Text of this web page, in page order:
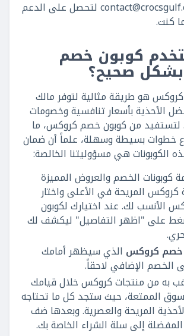
لتحصل على الدعم
كنت.
كوبون خصم
صحيح؟
هو طريقة مثالية لتوفر مالك
الأحذية بأسعار تنافسية وخصومات
تقل عن ١٠٪. لتستفيد من كوبون خصم كروكس، ما
خطوات بسيطة وسهلة، علماً أن ضمان
الكوبونات هي مسؤوليتنا الخالصة:
كوبونات الخصم والعروض المميزة
المريحة في الأعلى واختار
الأنسب لك. عند اختيارك لكوبون
على "اظهر التفاصيل" ليكشف لك
خصم كروكس الذي سيظهر أمامك
الخصم الإضافي لاحقاً.
به من منتجات كروكس خلال قيامك
الممتعة، حيث ستجد كل ما تحتاجه
المريحة والعصرية. وبعدها ضف
إلى سلة الشراء الخاصة بك.